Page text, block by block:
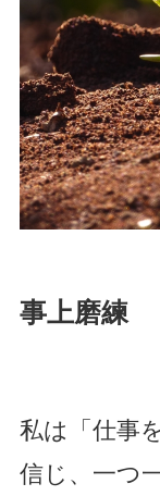
事上磨練
私は「仕事
信じ、一つ